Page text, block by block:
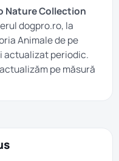
Nature Collection
dogpro.ro, la
Animalede pe
actualizat periodic.
pe măsură